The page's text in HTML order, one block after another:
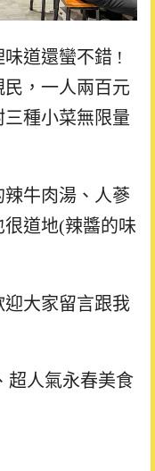
味道還蠻不錯 !
民，一人兩百元
種小菜無限量
牛肉湯、人蔘
道地(辣醬的味
大家留言跟我
超人氣永春美食